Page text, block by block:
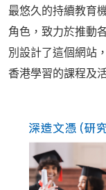
最悠久的持續教育
角色，致力於推動
別設計了這個網站
香港學習的課程及